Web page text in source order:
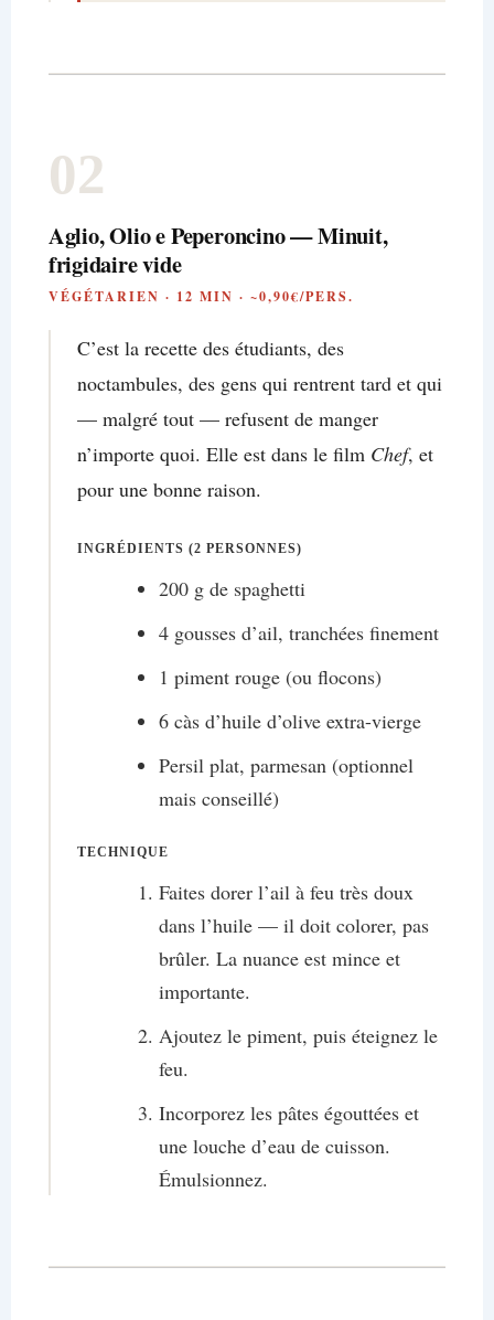
02
Aglio, Olio e Peperoncino — Minuit,
frigidaire vide
VÉGÉTARIEN · 12 MIN · ~0,90€/PERS.
C’est la recette des étudiants, des
noctambules, des gens qui rentrent tard et qui
— malgré tout — refusent de manger
n’importe quoi. Elle est dans le film Chef, et
pour une bonne raison.
INGRÉDIENTS (2 PERSONNES)
200 g de spaghetti
4 gousses d’ail, tranchées finement
1 piment rouge (ou flocons)
6 càs d’huile d’olive extra-vierge
Persil plat, parmesan (optionnel
mais conseillé)
TECHNIQUE
Faites dorer l’ail à feu très doux
dans l’huile — il doit colorer, pas
brûler. La nuance est mince et
importante.
Ajoutez le piment, puis éteignez le
feu.
Incorporez les pâtes égouttées et
une louche d’eau de cuisson.
Émulsionnez.